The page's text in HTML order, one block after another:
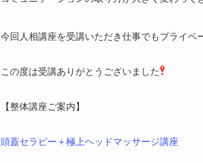
今回人相講座を受講いただき仕事でもプライベ
この度は受講ありがとうございました
【整体講座ご案内】
頭蓋セラピー＋極上ヘッドマッサージ講座